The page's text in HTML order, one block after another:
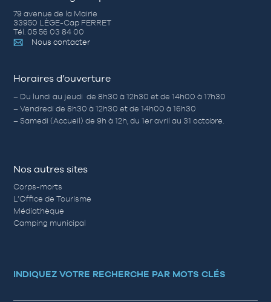
79 avenue de la Mairie
33950 LÈGE-Cap FERRET
Tél. 05 56 03 84 00
Nous contacter
Horaires d’ouverture
– Du lundi au jeudi de 8h30 à 12h30 et de 14h00 à 17h30
– Vendredi de 8h30 à 12h30 et de 14h00 à 16h30
– Samedi (Accueil) de 9h à 12h, du 1er avril au 31 octobre.
Nos autres sites
Corps-morts
L’Office de Tourisme
Médiathèque
Camping municipal
INDIQUEZ VOTRE RECHERCHE PAR MOTS CLÉS